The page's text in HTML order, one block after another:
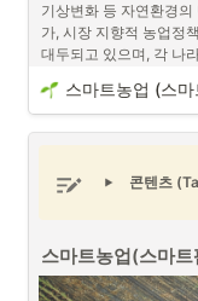
여 장소에 구애받지
프로젝트 매니저(PM/
험으로서 프로젝트 매
삶에 대해서 생각해봐
기상변화 등 자연환경
가, 시장 지향적 농업정
대두되고 있으며, 각 나
•
임대형 스마트팜
스마트농업 (스마
콘텐츠
스마트농업(스마